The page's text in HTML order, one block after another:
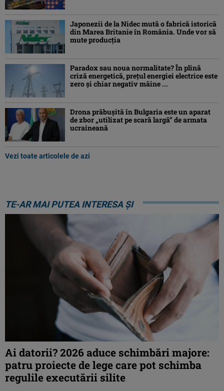
Japonezii de la Nidec mută o fabrică istorică
din Marea Britanie în România. Unde vor să
mute producția
Paradox sau noua normalitate? În plină
criză energetică, prețul energiei electrice este
zero și chiar negativ mâine ...
Drona prăbuşită în Bulgaria este un aparat
de zbor „utilizat pe scară largă” de armata
ucraineană
Vezi toate articolele de azi
TE-AR MAI PUTEA INTERESA ȘI
Ai datorii? 2026 aduce schimbări majore:
patru proiecte de lege care pot schimba
regulile executării silite